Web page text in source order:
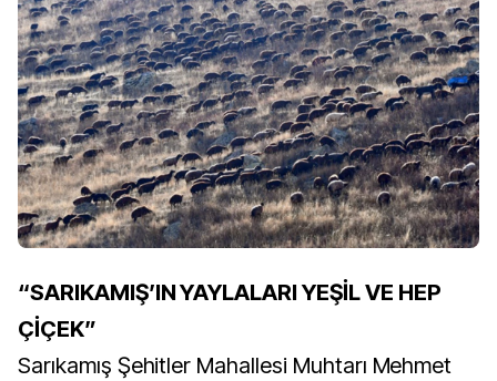
“SARIKAMIŞ’IN YAYLALARI YEŞİL VE HEP
ÇİÇEK”
Sarıkamış Şehitler Mahallesi Muhtarı Mehmet